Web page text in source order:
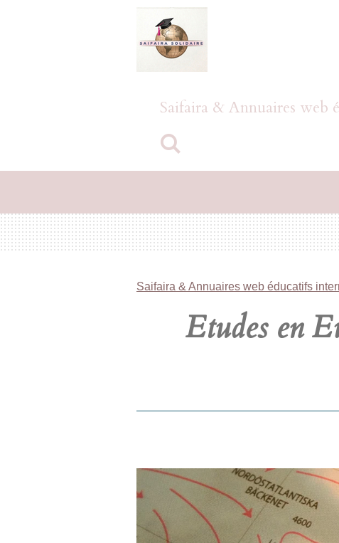
Saifaira & Annuaires web
Saifaira & Annuaires web éducatifs
Etudes en